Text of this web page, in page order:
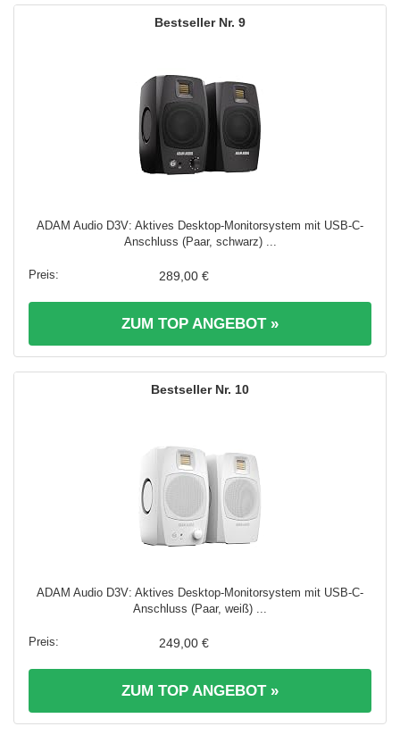
9
ADAM Audio D3V: Aktives Desktop-Monitorsystem mit USB-C-
Anschluss (Paar, schwarz) ...
289,00 €
ZUM TOP ANGEBOT »
10
ADAM Audio D3V: Aktives Desktop-Monitorsystem mit USB-C-
Anschluss (Paar, weiß) ...
249,00 €
ZUM TOP ANGEBOT »